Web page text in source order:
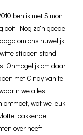
ben ik met Simon
ooit. Nog zo'n goede
om ons huwelijk
stippen stond
Onmogelijk om daar
met Cindy van te
we alles
ontmoet, wat we leuk
pakkende
over heeft